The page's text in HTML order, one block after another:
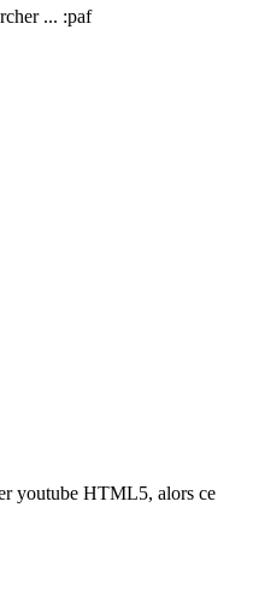
... :paf
youtube HTML5, alors ce